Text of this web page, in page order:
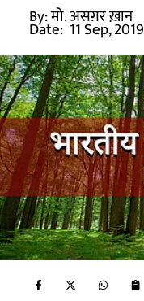
By:मो. असग़र ख़ान
Date: 11 Sep, 2019